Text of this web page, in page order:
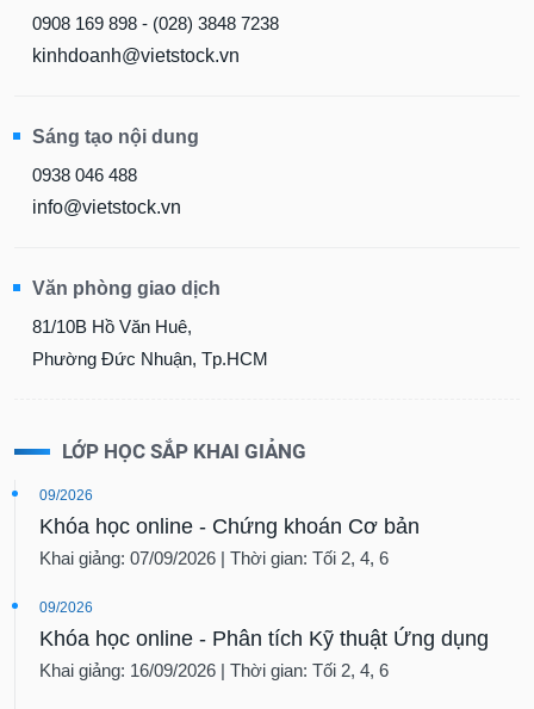
0908 169 898 - (028) 3848 7238
kinhdoanh@vietstock.vn
Sáng tạo nội dung
0938 046 488
info@vietstock.vn
Văn phòng giao dịch
81/10B Hồ Văn Huê,
Phường Đức Nhuận, Tp.HCM
LỚP HỌC SẮP KHAI GIẢNG
09/2026
Khóa học online - Chứng khoán Cơ bản
Khai giảng: 07/09/2026 | Thời gian: Tối 2, 4, 6
09/2026
Khóa học online - Phân tích Kỹ thuật Ứng dụng
Khai giảng: 16/09/2026 | Thời gian: Tối 2, 4, 6